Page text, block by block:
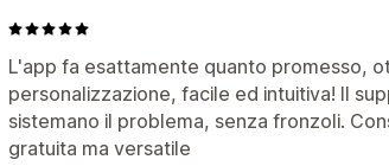
L'app fa esattamente quanto promesso,
personalizzazione, facile ed intuitiva! Il
sistemano il problema, senza fronzoli.
gratuita ma versatile